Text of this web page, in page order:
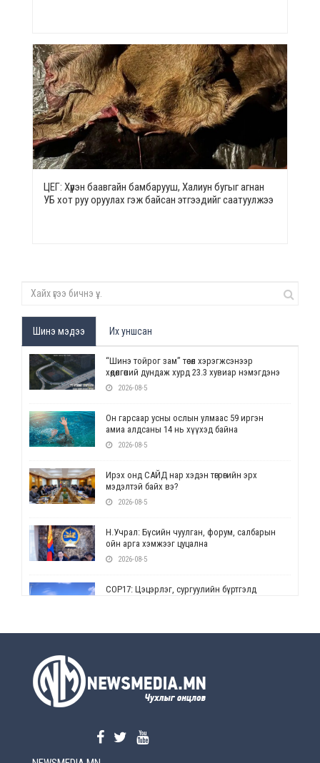
ЦЕГ: Хүрэн баавгайн бамбарууш, Халиун бугыг агнан
УБ хот руу оруулах гэж байсан этгээдийг саатуулжээ
Шинэ мэдээ Их уншсан
“Шинэ тойрог зам” төсөл хэрэгжсэнээр
хөдөлгөөний дундаж хурд 23.3 хувиар нэмэгдэнэ
2026-08-5
Он гарсаар усны ослын улмаас 59 иргэн
амиа алдсаны 14 нь хүүхэд байна
2026-08-5
Ирэх онд САЙД нар хэдэн төгрөгийн эрх
мэдэлтэй байх вэ?
2026-08-5
Н.Учрал: Бүсийн чуулган, форум, салбарын
ойн арга хэмжээг цуцална
2026-08-5
СОР17: Цэцэрлэг, сургуулийн бүртгэлд
2026-08-5
2026-08-5